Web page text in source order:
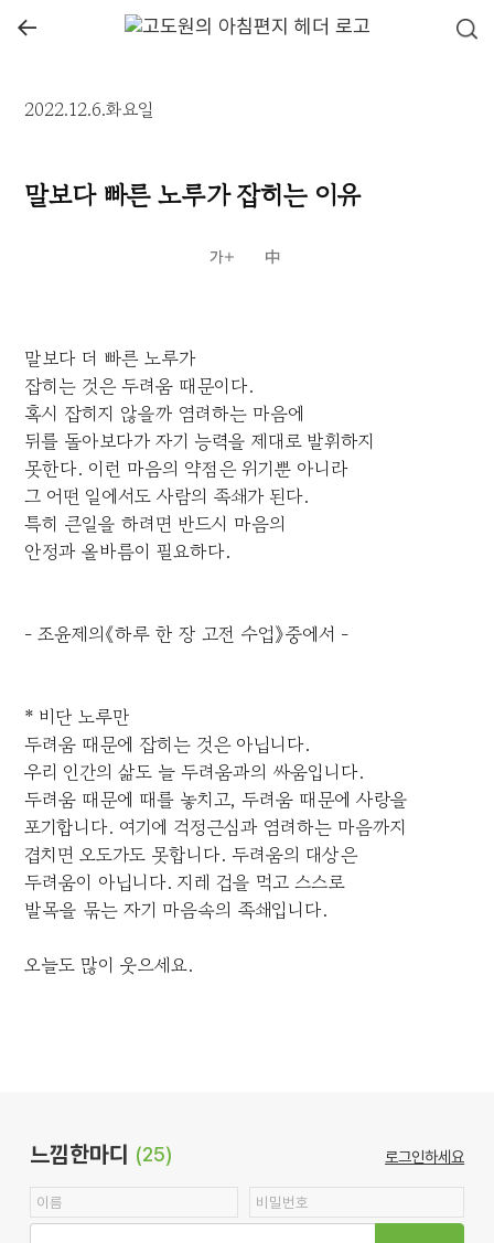
←
2022.12.6.화요일
말보다 빠른 노루가 잡히는 이유
말보다 더 빠른 노루가
잡히는 것은 두려움 때문이다.
혹시 잡히지 않을까 염려하는 마음에
뒤를 돌아보다가 자기 능력을 제대로 발휘하지
못한다. 이런 마음의 약점은 위기뿐 아니라
그 어떤 일에서도 사람의 족쇄가 된다.
특히 큰일을 하려면 반드시 마음의
안정과 올바름이 필요하다.
- 조윤제의《하루 한 장 고전 수업》중에서 -
* 비단 노루만
두려움 때문에 잡히는 것은 아닙니다.
우리 인간의 삶도 늘 두려움과의 싸움입니다.
두려움 때문에 때를 놓치고, 두려움 때문에 사랑을
포기합니다. 여기에 걱정근심과 염려하는 마음까지
겹치면 오도가도 못합니다. 두려움의 대상은
두려움이 아닙니다. 지레 겁을 먹고 스스로
발목을 묶는 자기 마음속의 족쇄입니다.
오늘도 많이 웃으세요.
느낌한마디 (25) 로그인하세요